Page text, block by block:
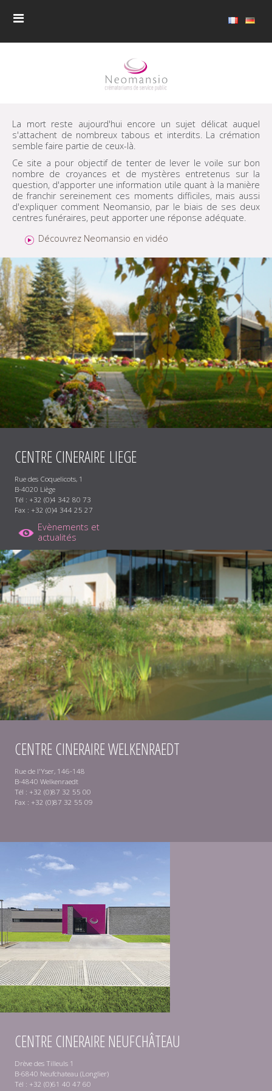
La mort reste aujourd'hui encore un sujet délicat auquel
s'attachent de nombreux tabous et interdits. La crémation
semble faire partie de ceux-là.
Ce site a pour objectif de tenter de lever le voile sur bon
nombre de croyances et de mystères entretenus sur la
question, d'apporter une information utile quant à la manière
de franchir sereinement ces moments difficiles, mais aussi
d'expliquer comment Neomansio, par le biais de ses deux
centres funéraires, peut apporter une réponse adéquate.
Découvrez Neomansio en vidéo
CENTRECINERAIRELIEGE
Rue des Coquelicots, 1
B-4020 Liège
Tél : +32 (0)4 342 80 73
Fax : +32 (0)4 344 25 27
Evènements et
actualités
CENTRE CINERAIRE WELKENRAEDT
Rue de l'Yser, 146-148
B-4840 Welkenraedt
Tél : +32 (0)87 32 55 00
Fax : +32 (0)87 32 55 09
CENTRE CINERAIRE NEUFCHÂTEAU
Drève des Tilleuls 1
B-6840 Neufchateau (Longlier)
Tél : +32 (0)61 40 47 60